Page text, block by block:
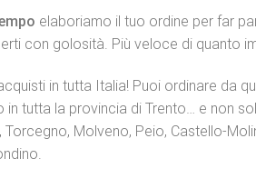
elaboriamo il tuo ordine per far
con golosità. Più veloce di quanto
in tutta Italia! Puoi ordinare da
in tutta la provincia di Trento… e non
Torcegno, Molveno, Peio, Castello-